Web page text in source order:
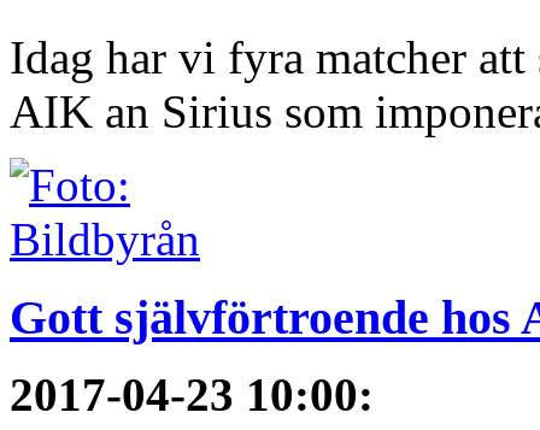
Idag har vi fyra matcher
AIK an Sirius som
Gott självförtroende hos
2017-04-23 10:00: